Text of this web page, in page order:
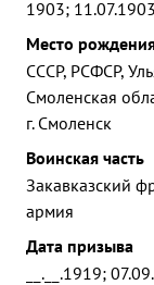
1903; 11.07.1903
Место
СССР, РСФСР,
Смоленская
г. Смоленск
Воинская часть
Закавказский
армия
Дата призыва
__.__.1919;